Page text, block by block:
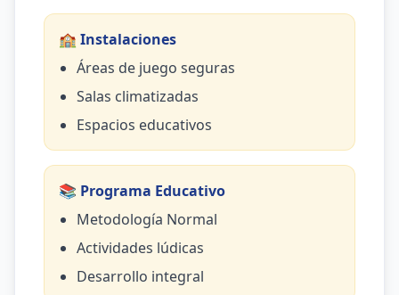
🏫 Instalaciones
Áreas de juego seguras
Salas climatizadas
Espacios educativos
📚 Programa Educativo
Metodología Normal
Actividades lúdicas
Desarrollo integral